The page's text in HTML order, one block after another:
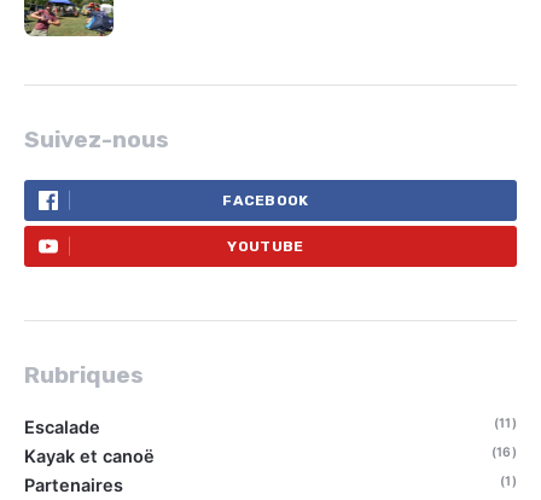
Suivez-nous
FACEBOOK
YOUTUBE
Rubriques
Escalade (11)
Kayak et canoë (16)
Partenaires (1)